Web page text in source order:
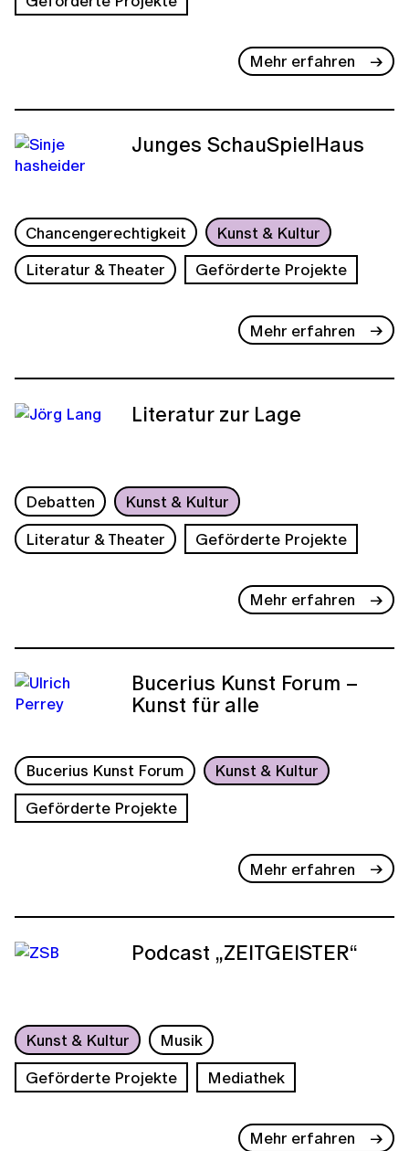
Mehr erfahren
Junges SchauSpielHaus
Chancengerechtigkeit
Kunst & Kultur
Literatur & Theater
Geförderte Projekte
Mehr erfahren
Literatur zur Lage
Debatten
Kunst & Kultur
Literatur & Theater
Geförderte Projekte
Mehr erfahren
Bucerius Kunst Forum –
Kunst für alle
Bucerius Kunst Forum
Kunst & Kultur
Geförderte Projekte
Mehr erfahren
Podcast „ZEITGEISTER“
Kunst & Kultur
Musik
Geförderte Projekte
Mediathek
Mehr erfahren